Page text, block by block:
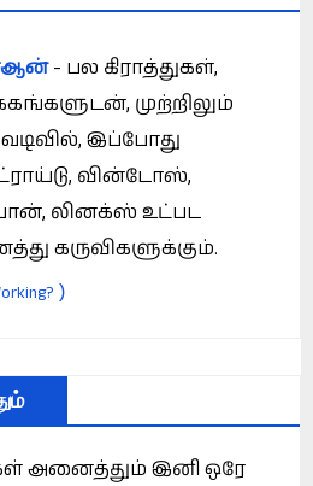
- பல கிராத்துகள்,
முற்றிலும்
வடிவில், இப்போது
வின்டோஸ்,
லினக்ஸ் உட்பட
கருவிகளுக்கும்.
)
அனைத்தும் இனி ஒரே